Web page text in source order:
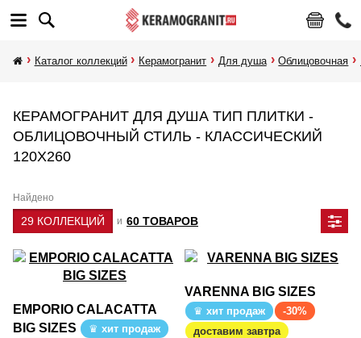
Каталог коллекций Керамогранит Для душа Облицовочная
КЕРАМОГРАНИТ ДЛЯ ДУША ТИП ПЛИТКИ -
ОБЛИЦОВОЧНЫЙ СТИЛЬ - КЛАССИЧЕСКИЙ
120Х260
Найдено
29 КОЛЛЕКЦИЙ и 60 ТОВАРОВ
EMPORIO CALACATTA
BIG SIZES
хит продаж
VARENNA BIG SIZES
хит продаж
-30%
доставим завтра